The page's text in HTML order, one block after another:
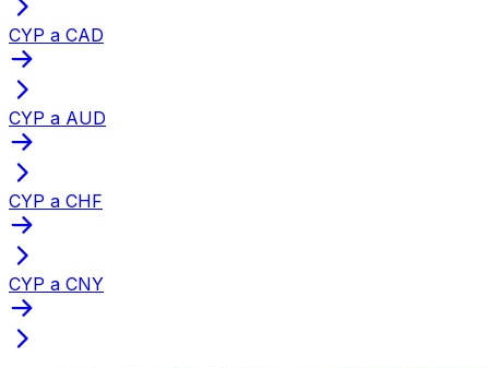
CYP a CAD
CYP a AUD
CYP a CHF
CYP a CNY